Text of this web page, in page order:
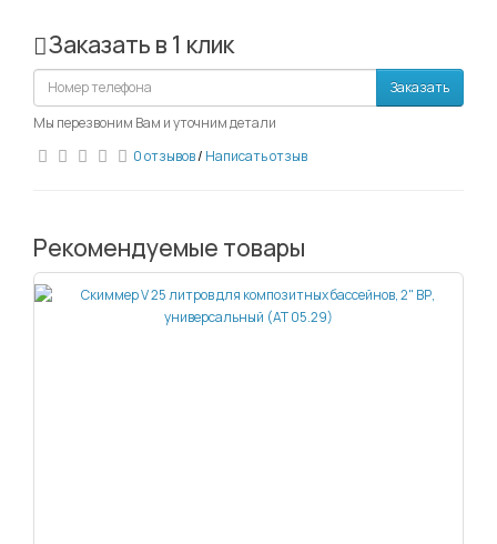
Заказать в 1 клик
Заказать
Мы перезвоним Вам и уточним детали
0 отзывов/ Написать отзыв
Рекомендуемые товары